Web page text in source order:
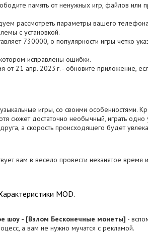
память от ненужных игр, файлов или
рассмотреть параметры вашего
с установкой.
730000, о популярности игры четко
исправлены ошибки.
от 21 апр. 2023 г. - обновите приложение,
игры, со своими особенностями.
сюжет достаточно необычный, играть одно
а скорость происходящего будет
вам в весело провести незанятое время
MOD.
шоу - [Взлом Бесконечные монеты] -
а вам не нужно мучатся с рекламой.